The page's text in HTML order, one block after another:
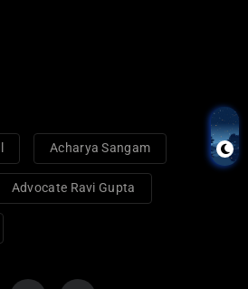
Acharya Sangam
Advocate Ravi Gupta